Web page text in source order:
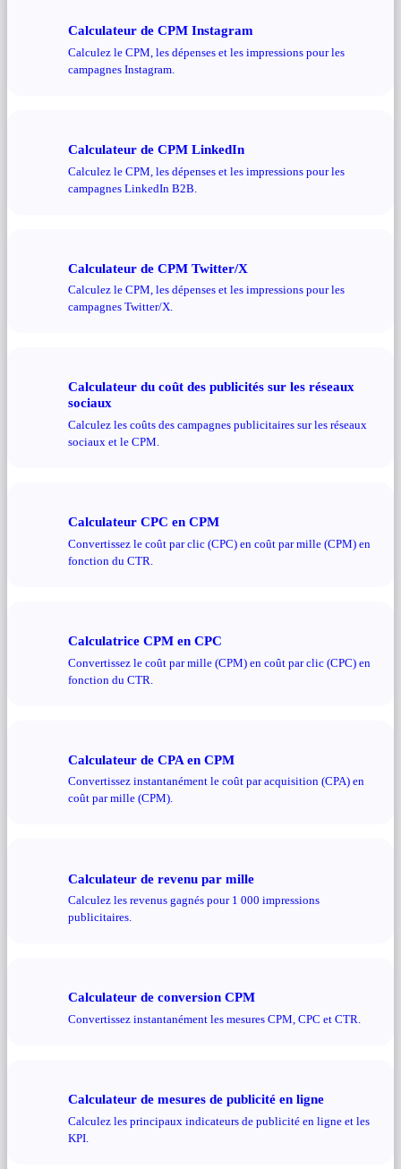
Calculateur de CPM Instagram
Calculez le CPM, les dépenses et les impressions pour les
campagnes Instagram.
Calculateur de CPM LinkedIn
Calculez le CPM, les dépenses et les impressions pour les
campagnes LinkedIn B2B.
Calculateur de CPM Twitter/X
Calculez le CPM, les dépenses et les impressions pour les
campagnes Twitter/X.
Calculateur du coût des publicités sur les réseaux
sociaux
Calculez les coûts des campagnes publicitaires sur les réseaux
sociaux et le CPM.
Calculateur CPC en CPM
Convertissez le coût par clic (CPC) en coût par mille (CPM) en
fonction du CTR.
Calculatrice CPM en CPC
Convertissez le coût par mille (CPM) en coût par clic (CPC) en
fonction du CTR.
Calculateur de CPA en CPM
Convertissez instantanément le coût par acquisition (CPA) en
coût par mille (CPM).
Calculateur de revenu par mille
Calculez les revenus gagnés pour 1 000 impressions
publicitaires.
Calculateur de conversion CPM
Convertissez instantanément les mesures CPM, CPC et CTR.
Calculateur de mesures de publicité en ligne
Calculez les principaux indicateurs de publicité en ligne et les
KPI.